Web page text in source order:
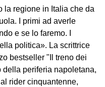
la regione in Italia che da
I primi ad averle
e se lo faremo. I
politica». La scrittrice
bestseller "Il treno dei
periferia napoletana,
rider cinquantenne,